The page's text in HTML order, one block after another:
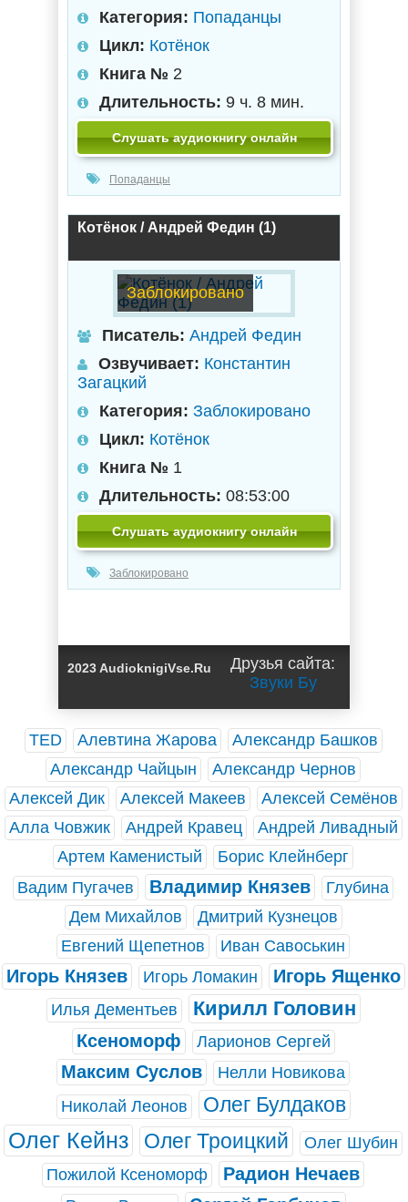
Категория: Попаданцы
Цикл: Котёнок
Книга № 2
Длительность: 9 ч. 8 мин.
Слушать аудиокнигу онлайн
Попаданцы
Котёнок / Андрей Федин (1)
Заблокировано
Писатель: Андрей Федин
Озвучивает: Константин
Загацкий
Категория: Заблокировано
Цикл: Котёнок
Книга № 1
Длительность: 08:53:00
Слушать аудиокнигу онлайн
Заблокировано
2023 AudioknigiVse.Ru
Друзья сайта:
Звуки Бу
TED Алевтина Жарова
Александр Башков
Александр Чайцын
Александр Чернов
Алексей Дик
Алексей Макеев
Алексей Семёнов
Алла Човжик
Андрей Кравец
Андрей Ливадный
Артем Каменистый
Борис Клейнберг
Вадим Пугачев
Владимир Князев
Глубина
Дем Михайлов
Дмитрий Кузнецов
Евгений Щепетнов
Иван Савоськин
Игорь Князев Игорь Ломакин Игорь Ященко
Илья Дементьев Кирилл Головин
Ксеноморф Ларионов Сергей
Максим Суслов
Нелли Новикова
Николай Леонов
Олег Булдаков
Олег Кейнз Олег Троицкий
Олег Шубин
Пожилой Ксеноморф
Радион Нечаев